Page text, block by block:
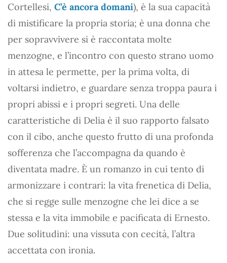
Cortellesi, C’è ancora domani), è la sua capacità
di mistificare la propria storia; è una donna che
per sopravvivere si è raccontata molte
menzogne, e l’incontro con questo strano uomo
in attesa le permette, per la prima volta, di
voltarsi indietro, e guardare senza troppa paura i
propri abissi e i propri segreti. Una delle
caratteristiche di Delia è il suo rapporto falsato
con il cibo, anche questo frutto di una profonda
sofferenza che l’accompagna da quando è
diventata madre. È un romanzo in cui tento di
armonizzare i contrari: la vita frenetica di Delia,
che si regge sulle menzogne che lei dice a se
stessa e la vita immobile e pacificata di Ernesto.
Due solitudini: una vissuta con cecità, l’altra
accettata con ironia.